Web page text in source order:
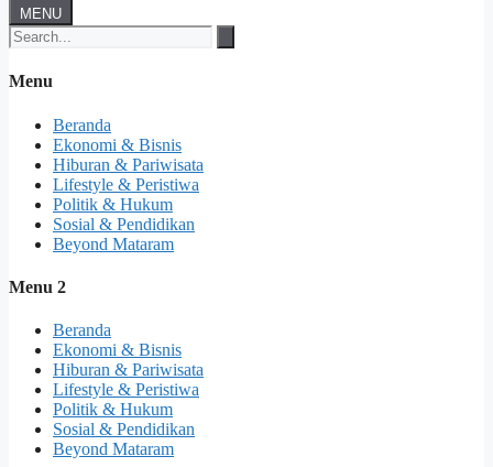
MENU
Menu
Beranda
Ekonomi & Bisnis
Hiburan & Pariwisata
Lifestyle & Peristiwa
Politik & Hukum
Sosial & Pendidikan
Beyond Mataram
Menu 2
Beranda
Ekonomi & Bisnis
Hiburan & Pariwisata
Lifestyle & Peristiwa
Politik & Hukum
Sosial & Pendidikan
Beyond Mataram